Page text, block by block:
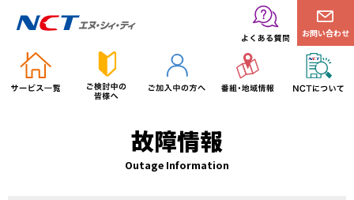
お問い合わせ
故障情報
Outage Information